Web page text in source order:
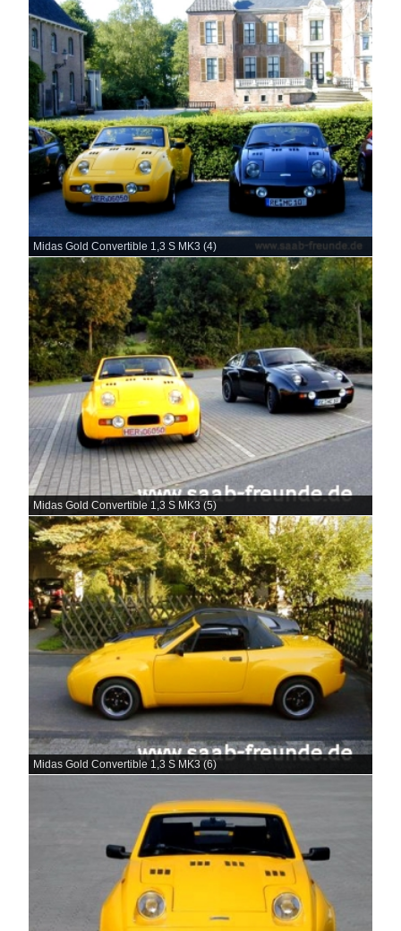
Midas Gold Convertible 1,3 S MK3 (4)
Midas Gold Convertible 1,3 S MK3 (5)
Midas Gold Convertible 1,3 S MK3 (6)